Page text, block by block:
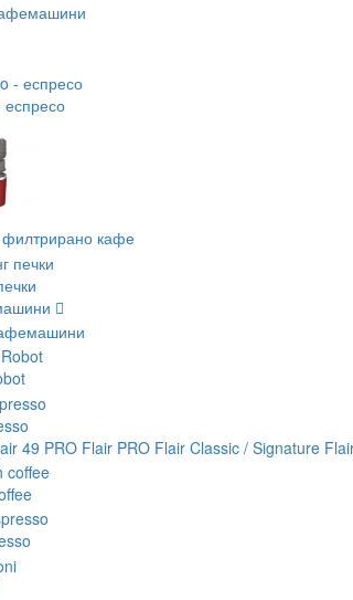
кафе
49 PRO Flair PRO Flair Classic / Signature